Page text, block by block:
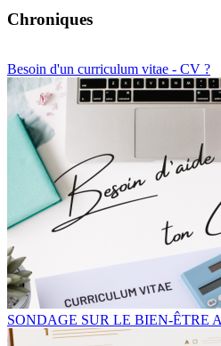
Chroniques
Besoin d'un curriculum vitae - CV ?
SONDAGE SUR LE BIEN-ÊTRE